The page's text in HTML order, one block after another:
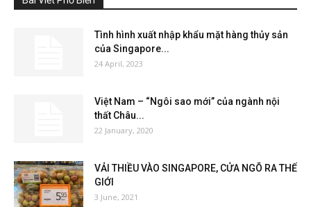
Tình hình xuất nhập khẩu mặt hàng thủy sản
của Singapore...
24 April, 2023
Việt Nam – “Ngôi sao mới” của ngành nội
thất Châu...
22 January, 2020
VẢI THIỀU VÀO SINGAPORE, CỬA NGÕ RA THẾ
GIỚI
3 June, 2021